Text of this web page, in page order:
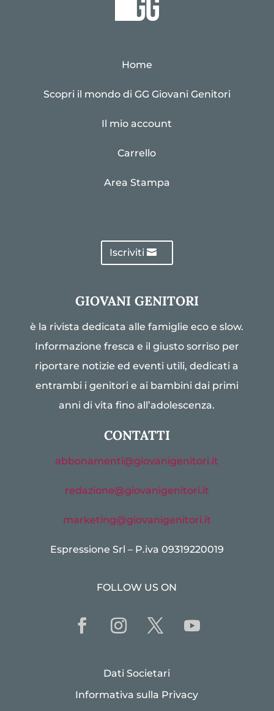
Home
Scopri il mondo di GG Giovani Genitori
Il mio account
Carrello
Area Stampa
Iscriviti
GIOVANI GENITORI
è la rivista dedicata alle famiglie eco e slow.
Informazione fresca e il giusto sorriso per
riportare notizie ed eventi utili, dedicati a
entrambi i genitori e ai bambini dai primi
anni di vita fino all’adolescenza.
CONTATTI
abbonamenti@giovanigenitori.it
redazione@giovanigenitori.it
marketing@giovanigenitori.it
Espressione Srl – P.iva 09319220019
FOLLOW US ON
Dati Societari
Informativa sulla Privacy